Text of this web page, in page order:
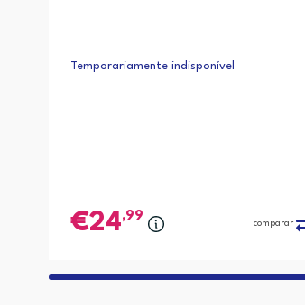
Temporariamente indisponível
24,99
comparar